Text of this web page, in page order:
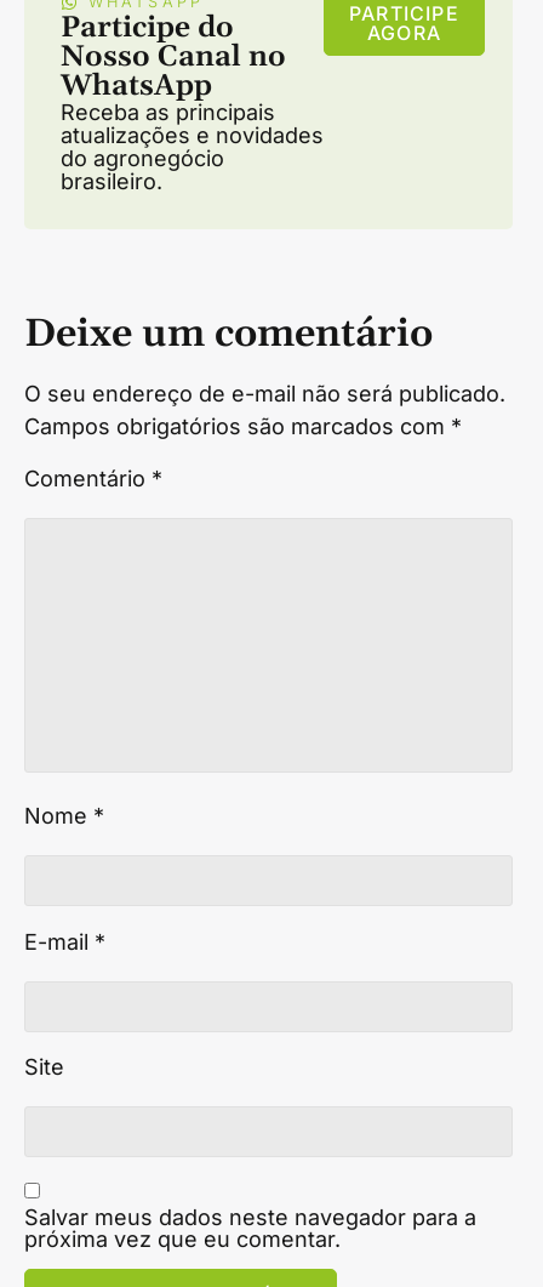
Participe do
Nosso Canal no
WhatsApp
Receba as principais
atualizações e novidades
do agronegócio
brasileiro.
PARTICIPE
AGORA
Deixe um comentário
O seu endereço de e-mail não será publicado.
Campos obrigatórios são marcados com *
Comentário *
Nome *
E-mail *
Site
Salvar meus dados neste navegador para a
próxima vez que eu comentar.